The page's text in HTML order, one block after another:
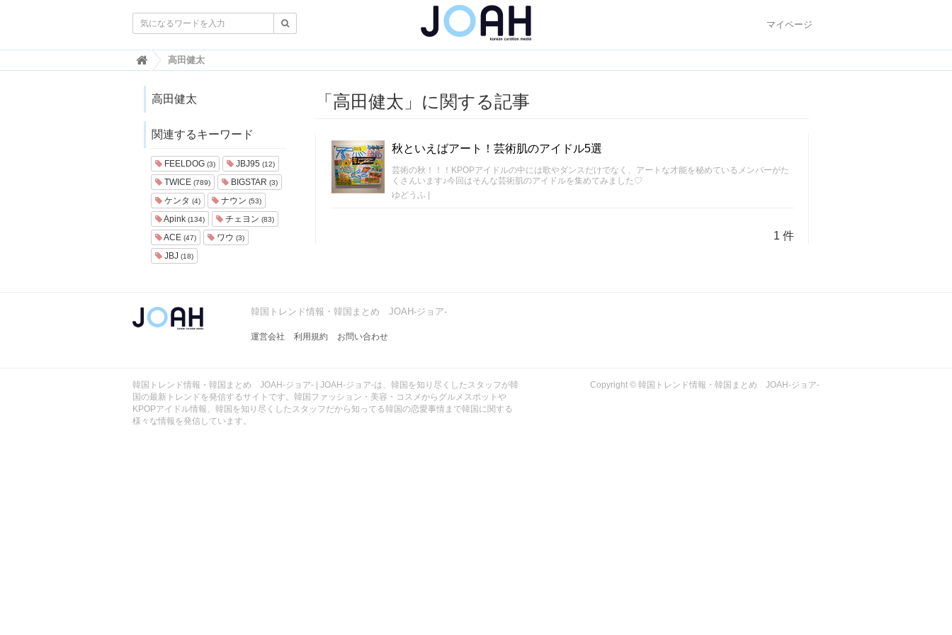
マイページ
韓
国
レ
情
・
韓
国
ま
と
め
J
O
ジ
ョ
高田健太
高田健太
関連するキーワード
FEELDOG (3) JBJ95 (12)
TWICE (789) BIGSTAR (3)
ケンタ (4) ナウン (53)
Apink (134) チェヨン (83)
ACE (47) ワウ (3)
JBJ (18)
「高田健太」に関する記事
秋といえばアート！芸術肌のアイドル5選
芸術の秋！！！KPOPアイドルの中には歌やダンスだけでなく、アートな才能を秘めているメンバーがた
くさんいます♪今回はそんな芸術肌のアイドルを集めてみました♡
ゆどうふ
1 件
韓国トレンド情報・韓国まとめ JOAH-ジョア-
運営会社 利用規約 お問い合わせ
韓国トレンド情報・韓国まとめ JOAH-ジョア- | JOAH-ジョア-は、韓国を知り尽くしたスタッフが韓
国の最新トレンドを発信するサイトです。韓国ファッション・美容・コスメからグルメスポットや
KPOPアイドル情報、韓国を知り尽くしたスタッフだから知ってる韓国の恋愛事情まで韓国に関する
様々な情報を発信しています。
Copyright © 韓国トレンド情報・韓国まとめ JOAH-ジョア-